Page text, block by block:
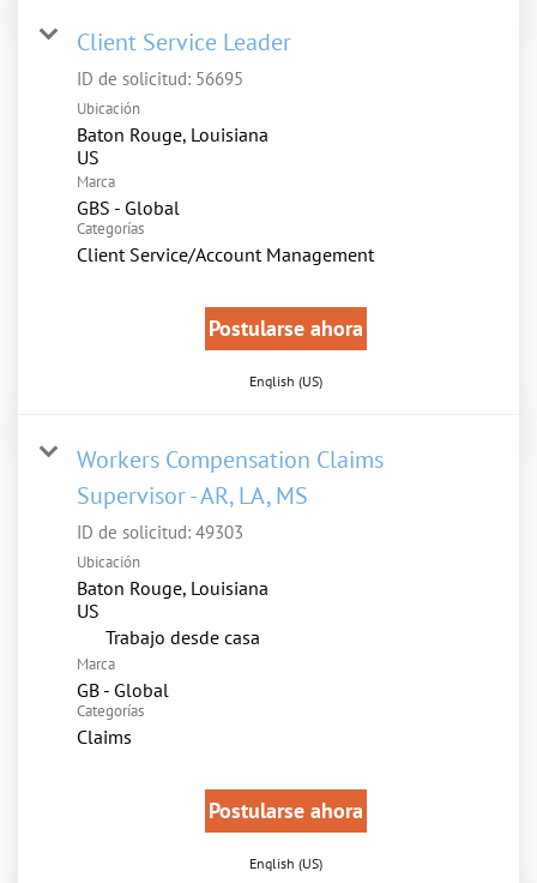
Client Service Leader
ID de solicitud: 56695
Ubicación
Baton Rouge, Louisiana
Marca
GBS - Global
Categorías
Client Service/Account Management
Postularse ahora
English (US)
Workers Compensation Claims
Supervisor - AR, LA, MS
ID de solicitud: 49303
Ubicación
Baton Rouge, Louisiana
inicio
Trabajo desde casa
Marca
GB - Global
Categorías
Claims
Postularse ahora
English (US)